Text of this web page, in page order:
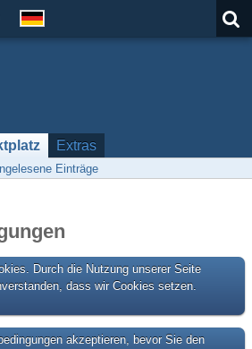
Extras
Einträge
Durch die Nutzung unserer Seite
dass wir Cookies setzen.
akzeptieren, bevor Sie den